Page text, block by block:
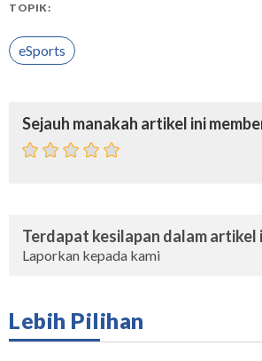
TOPIK:
eSports
Sejauh manakah artikel ini
Terdapat kesilapan dalam artikel
Laporkan kepada kami
Lebih Pilihan